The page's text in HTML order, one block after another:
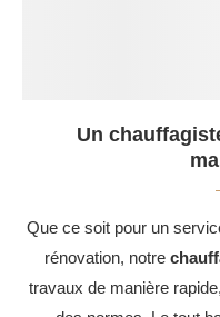
Un
Que ce soit pour un
rénovation, notre
travaux de manière